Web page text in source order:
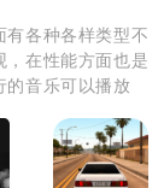
等不同类型
玩家需要在地
操作方式简
利用地形和时
有各种各样类型不
，在性能方面也是
的音乐可以播放